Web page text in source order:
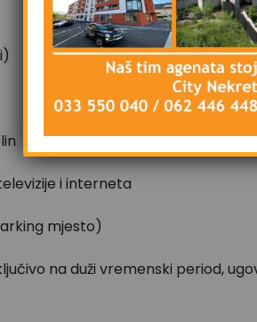
i interneta
mjesto)
na duži vremenski period,